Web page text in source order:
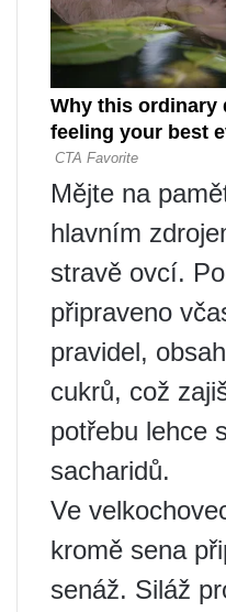
Mějte na
hlavním
stravě ovcí.
připraveno
pravidel,
cukrů, což
potřebu lehce
sacharidů.
Ve
kromě sena
senáž. Siláž